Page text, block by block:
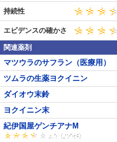
持続性
エビデンスの確かさ
関連薬剤
マツウラのサフラン（医療用）
ツムラの生薬ヨクイニン
ダイオウ末鈴
ヨクイニン末
紀伊国屋ゲンチアナM